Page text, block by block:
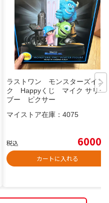
ラストワン モンスターズイン
ク Happyくじ マイク サリー
ブー ピクサー
マイストア在庫： 4075
税込 6000
カートに入れる